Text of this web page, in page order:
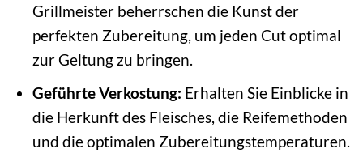
Grillmeister beherrschen die Kunst der
perfekten Zubereitung, um jeden Cut optimal
zur Geltung zu bringen.
Geführte Verkostung: Erhalten Sie Einblicke in
die Herkunft des Fleisches, die Reifemethoden
und die optimalen Zubereitungstemperaturen.